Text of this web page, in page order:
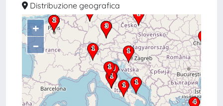
Distribuzione geografica
+
–